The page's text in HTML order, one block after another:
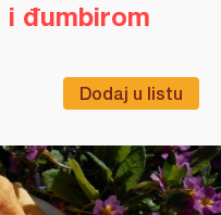
Dodaj u listu
đumbirom